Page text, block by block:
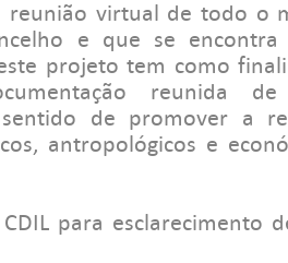
reunião virtual de todo o
e que se
projeto tem como
reunida
de promover a
antropológicos e
para esclarecimento